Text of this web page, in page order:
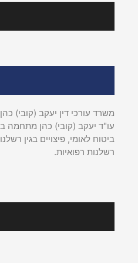
הצלחות אחרונות
אודות עו"ד יעקב
משרד עורכי דין יעקב (קובי) כהן
עו"ד יעקב (קובי) כהן מתחמה
ביטוח לאומי, פיצויים בגין
עקבו אחרינו